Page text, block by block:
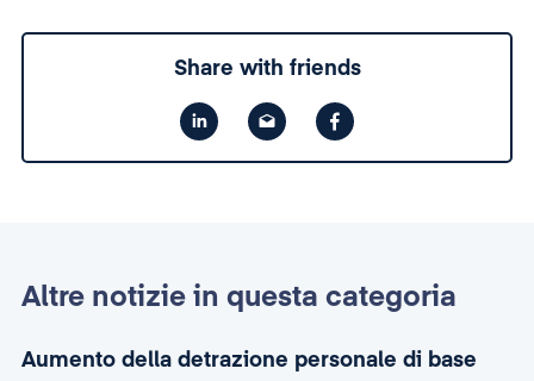
Share with friends
Altre notizie in questa categoria
Aumento della detrazione personale di base